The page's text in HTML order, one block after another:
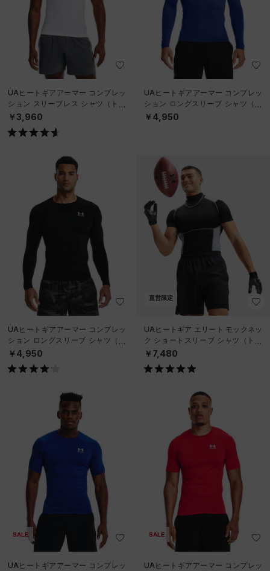
UAヒートギアアーマー コンプレッ
ション スリーブレス シャツ（トレ
ーニング/MEN）
￥3,960
UAヒートギアアーマー コンプレッ
ション ロングスリーブ シャツ（ト
レーニング/MEN）
￥4,950
UAヒートギアアーマー コンプレッ
ション ロングスリーブ シャツ（ト
レーニング/MEN）
￥4,950
直営限定
UAヒートギア エリート モックネッ
ク ショートスリーブ シャツ（トレ
ーニング/MEN）
￥7,480
SALE
UAヒートギアアーマー コンプレッ
SALE
UAヒートギアアーマー コンプレッ